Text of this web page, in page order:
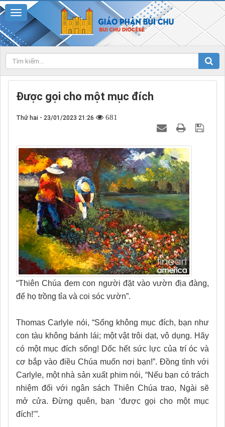
Được gọi cho một mục đích
Thứ hai - 23/01/2023 21:26 681
“Thiên Chúa đem con người đặt vào vườn địa đàng,
để họ trồng tỉa và coi sóc vườn”.
Thomas Carlyle nói, “Sống không mục đích, bạn như
con tàu không bánh lái; một vật trôi dạt, vô dụng. Hãy
có một mục đích sống! Dốc hết sức lực của trí óc và
cơ bắp vào điều Chúa muốn nơi bạn!”. Đồng tình với
Carlyle, một nhà sản xuất phim nói, “Nếu bạn có trách
nhiệm đối với ngân sách Thiên Chúa trao, Ngài sẽ
mở cửa. Đừng quên, bạn ‘được gọi cho một mục
đích!’”.